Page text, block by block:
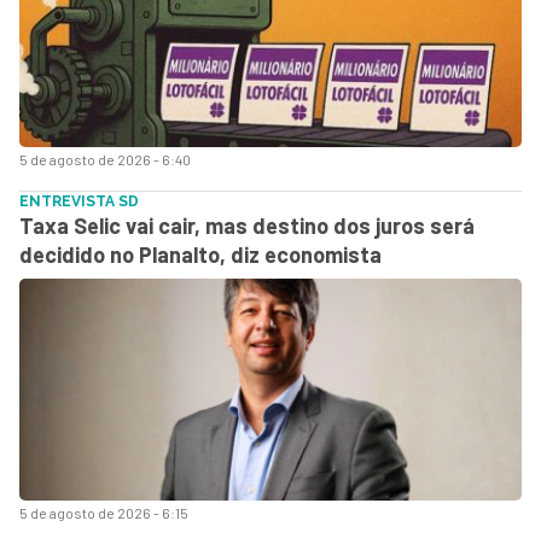
5 de agosto de 2026 - 6:40
5 de agosto de 2026 - 6:15
ENTREVISTA SD
Taxa Selic vai cair, mas destino dos juros será
decidido no Planalto, diz economista